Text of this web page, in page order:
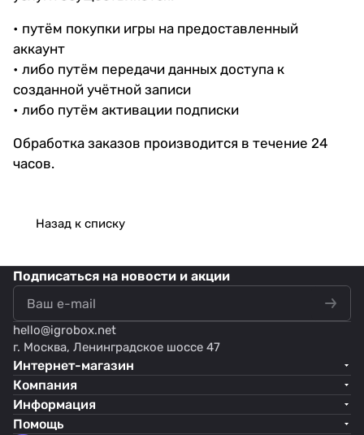
• путём покупки игры на предоставленный
аккаунт
• либо путём передачи данных доступа к
созданной учётной записи
• либо путём активации подписки
Обработка заказов производится в течение 24
часов.
Назад к списку
Подписаться на новости и акции
hello@igrobox.net
г. Москва, Ленинградское шоссе 47
Интернет-магазин
Компания
Информация
Помощь